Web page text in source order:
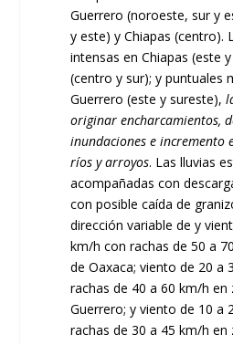
Guerrero (noroeste, sur y
y este) y Chiapas (centro).
intensas en Chiapas (este
(centro y sur); y puntuales
Guerrero (este y sureste),
originar encharcamientos,
inundaciones e incremento
ríos y arroyos. Las lluvias
acompañadas con
con posible caída de
dirección variable de y
km/h con rachas de 50 a
de Oaxaca; viento de 20 a
rachas de 40 a 60 km/h en
Guerrero; y viento de 10 a
rachas de 30 a 45 km/h en